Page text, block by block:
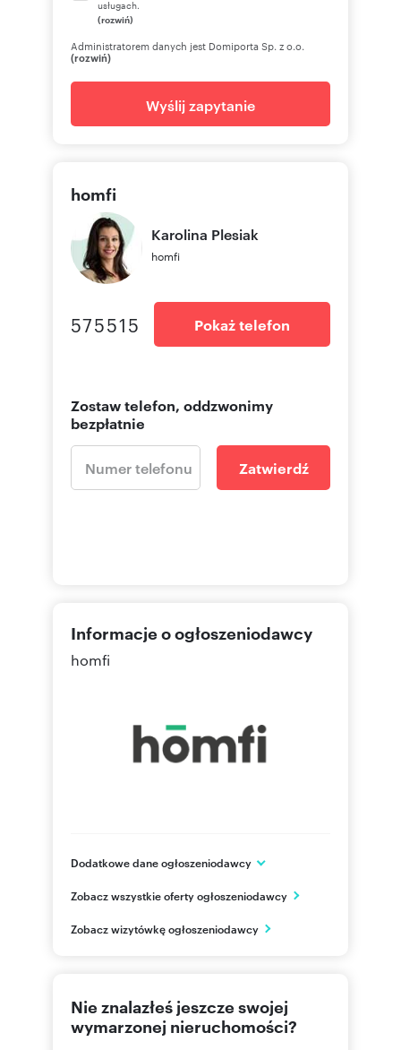
write us an email through the contact form
available in the ad.
Numer oferty: 50323/2089/OMW
usługach.
(rozwiń)
Administratorem danych jest Domiporta Sp. z o.o.
(rozwiń)
Wyślij zapytanie
homfi
Karolina Plesiak
homfi
575515 Pokaż telefon
Zostaw telefon, oddzwonimy
bezpłatnie
Zatwierdź
Informacje o ogłoszeniodawcy
homfi
Dodatkowe dane ogłoszeniodawcy
Kraków
PL
Zobacz wszystkie oferty ogłoszeniodawcy
Zobacz wizytówkę ogłoszeniodawcy
Nie znalazłeś jeszcze swojej
wymarzonej nieruchomości?